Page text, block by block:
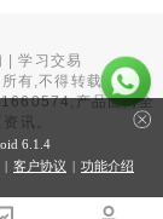
|学习交易
有,不得转载
产品面向全
讯。
6.1.4
| 客户协议 | 功能介绍